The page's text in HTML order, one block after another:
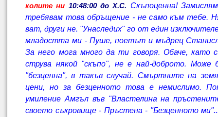
колите ни 10:48:00 до Х.С.
Скъпоценна!
требявам това обръщение - не само към тебе.
ват, други не. "Унаследих" го от един
младостта ми - Пуше, поетът и мъдрец
За него мога много да ти говоря. Обаче, като
струва някой "скъпо", не е най-доброто. Може
"безценна", в такъв случай. Смъртните на
цени, но за безценното това е немислимо.
умиление Амгъл във "Властелина на
своето съкровище - Пръстена - "Безценното